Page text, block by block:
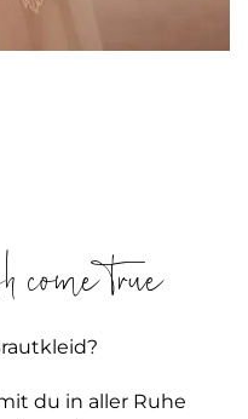
true
du in aller Ruhe